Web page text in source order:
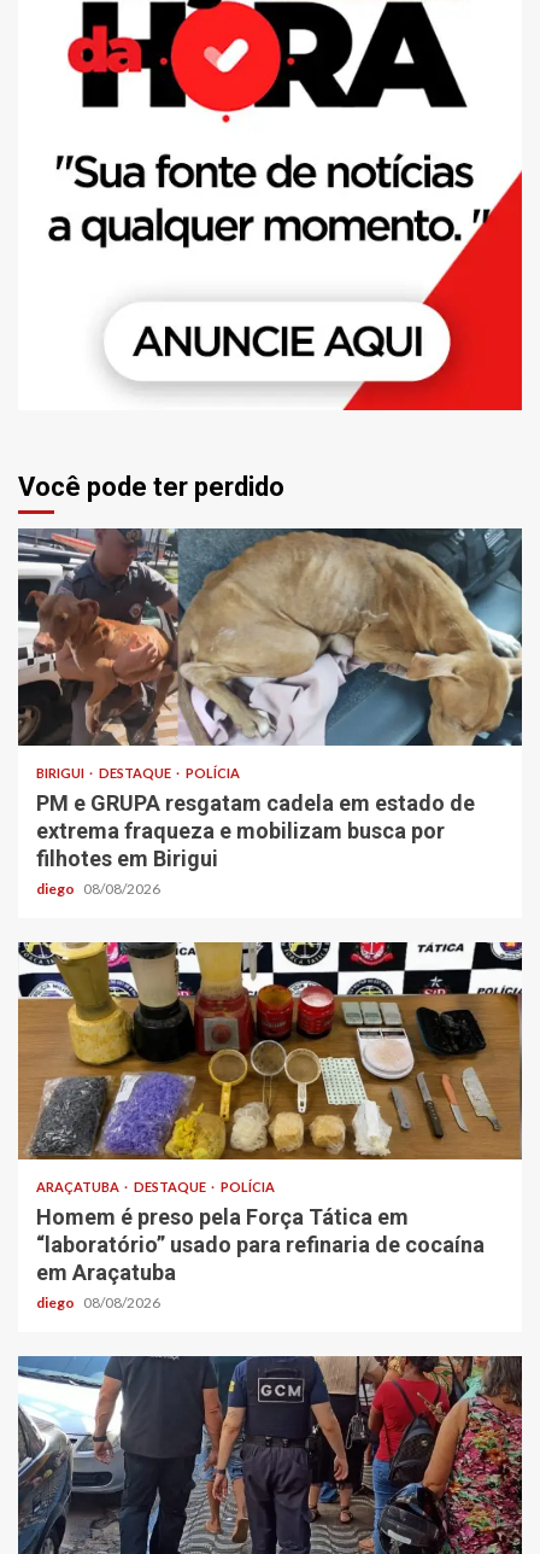
Você pode ter perdido
BIRIGUI DESTAQUE POLÍCIA
PM e GRUPA resgatam cadela em estado de
extrema fraqueza e mobilizam busca por
filhotes em Birigui
diego 08/08/2026
ARAÇATUBA DESTAQUE POLÍCIA
Homem é preso pela Força Tática em
“laboratório” usado para refinaria de cocaína
em Araçatuba
diego 08/08/2026